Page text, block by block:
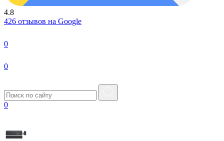
4.8
426 отзывов на Google
0
0
0